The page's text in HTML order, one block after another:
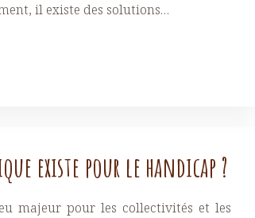
il existe des solutions…
existe pour le handicap ?
majeur pour les collectivités et les